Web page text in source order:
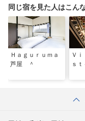
同じ宿を見た人はこん
Ｈａｇｕｒｕｍａ
芦屋 ＾
Ｖ
ｓ